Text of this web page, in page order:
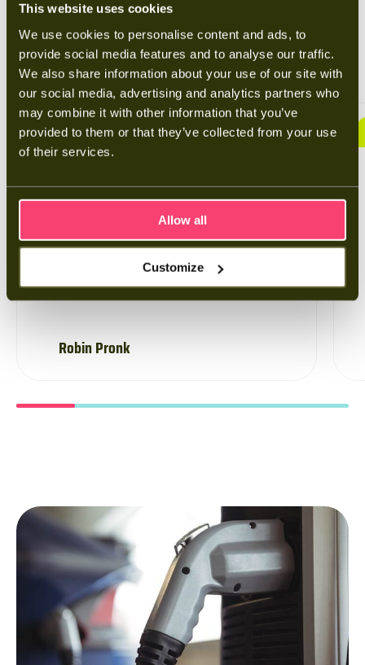
This website uses cookies
We use cookies to personalise content and ads, to
provide social media features and to analyse our traffic.
We also share information about your use of our site with
our social media, advertising and analytics partners who
may combine it with other information that you’ve
provided to them or that they’ve collected from your use
of their services.
Allow all
Customize
Wat klanten zeggen over Batt
10 /10
Leuke installateurs. Aardig, vriendelijk en zeer
vakbekwaam.
Robin Pronk